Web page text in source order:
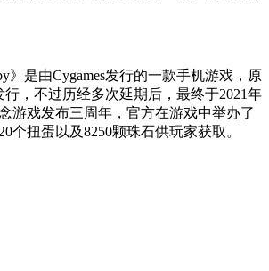
》是由Cygames发行的一款手机游戏，原
行，不过历经多次延期后，最终于2021年
游戏发布三周年，官方在游戏中举办了
个扭蛋以及8250颗珠石供玩家获取。